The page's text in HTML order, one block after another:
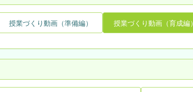
授業づくり動画（準備編） 授業づくり動画（育成編）